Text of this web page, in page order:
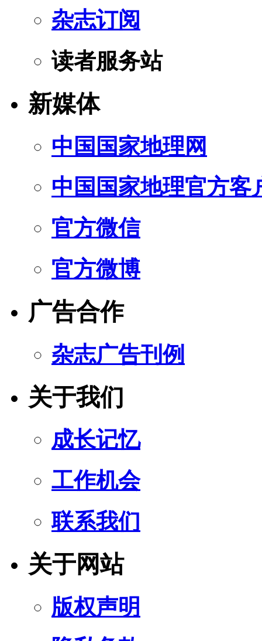
杂志订阅
读者服务站
新媒体
中国国家地理网
中国国家地理官方客
官方微信
官方微博
广告合作
杂志广告刊例
关于我们
成长记忆
工作机会
联系我们
关于网站
版权声明